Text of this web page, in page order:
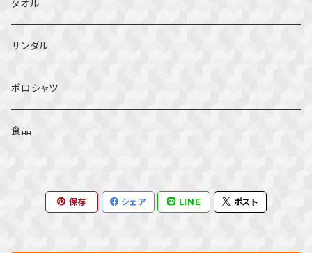
タオル
サンダル
ポロシャツ
食品
保存 シェア LINE ポスト